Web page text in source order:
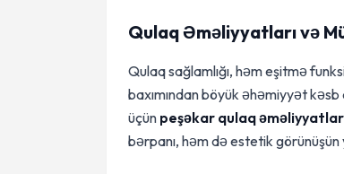
Qulaq Əməliyyatları və
Qulaq sağlamlığı, həm eşitmə
baxımından böyük əhəmiyyət
üçün peşəkar qulaq
bərpanı, həm də estetik görünüşün